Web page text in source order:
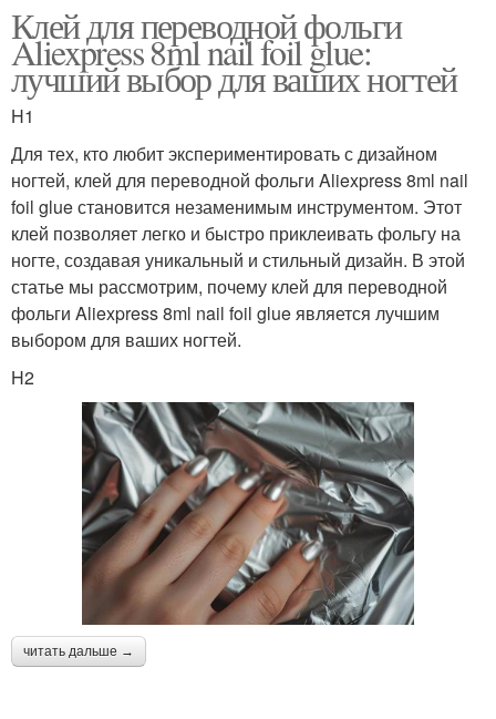
Клей для переводной фольги
Aliexpress 8ml nail foil glue:
лучший выбор для ваших ногтей
H1
Для тех, кто любит экспериментировать с дизайном
ногтей, клей для переводной фольги Aliexpress 8ml nail
foil glue становится незаменимым инструментом. Этот
клей позволяет легко и быстро приклеивать фольгу на
ногте, создавая уникальный и стильный дизайн. В этой
статье мы рассмотрим, почему клей для переводной
фольги Aliexpress 8ml nail foil glue является лучшим
выбором для ваших ногтей.
H2
читать дальше →